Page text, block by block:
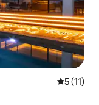
レビュー
5 (11)